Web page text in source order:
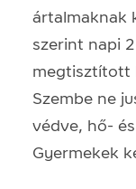
ártalmaknak
szerint napi
megtisztított
Szembe ne
védve, hő-
Gyermekek